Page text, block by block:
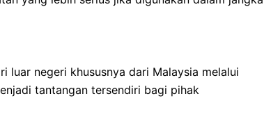
luar negeri khususnya dari Malaysia melalui
tantangan tersendiri bagi pihak